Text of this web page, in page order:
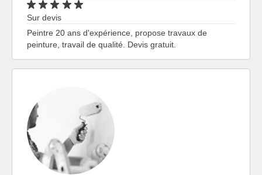
Sur devis
Peintre 20 ans d'expérience, propose travaux de
peinture, travail de qualité. Devis gratuit.